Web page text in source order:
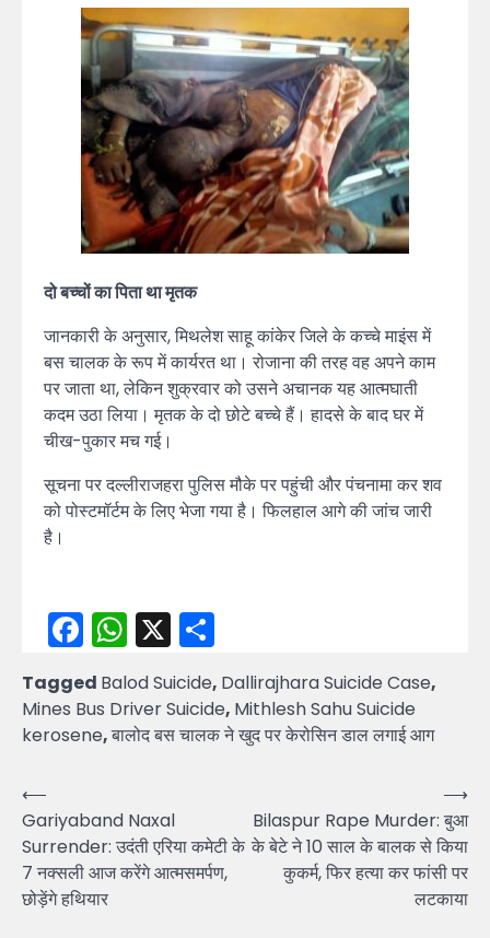
दो बच्चों का पिता था मृतक
जानकारी के अनुसार, मिथलेश साहू कांकेर जिले के कच्चे माइंस में
बस चालक के रूप में कार्यरत था। रोजाना की तरह वह अपने काम
पर जाता था, लेकिन शुक्रवार को उसने अचानक यह आत्मघाती
कदम उठा लिया। मृतक के दो छोटे बच्चे हैं। हादसे के बाद घर में
चीख-पुकार मच गई।
सूचना पर दल्लीराजहरा पुलिस मौके पर पहुंची और पंचनामा कर शव
को पोस्टमॉर्टम के लिए भेजा गया है। फिलहाल आगे की जांच जारी
है।
Facebook
WhatsApp
X
Tagged Balod Suicide, Dallirajhara Suicide Case,
Mines Bus Driver Suicide, Mithlesh Sahu Suicide
kerosene,बालोद बस चालक ने खुद पर केरोसिन डाल लगाई आग
Post
navigation
⟵
Gariyaband Naxal
Surrender: उदंती एरिया कमेटी के
7 नक्सली आज करेंगे आत्मसमर्पण,
छोड़ेंगे हथियार
Bilaspur Rape Murder: बुआ
के बेटे ने 10 साल के बालक से किया
कुकर्म, फिर हत्या कर फांसी पर
लटकाया
⟶